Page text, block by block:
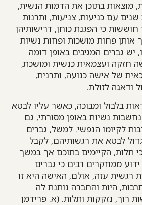
מוצאות בתוכן את הדמות הנשית,
עם כניעות, צניעות, ותרנות
כי הפגנת כוחן, דרישותיהן
אותן פחות מושכות ופחות נשיות
יש גברים המגיבים באופן דומה
חזקה ועצמאית כנשית ומושכת,
של אישה כנועה, ותרנית,
ודאגה לזולת.
בלבול ומבוכה, כאשר עליו לבטא
נשיות באופן מסורתי, גם
לקיומו הנפשי. למשל, גברים
לבטא את רגשותיהם, לקבל
תלות, הקיימים בתוכם אך במשך
ממחקרים רבים כי גברים
רגשית עזה, אולם, האישה היא זו
היות והחברה נותנת לה
רוך, נזקקות ותלות. (א. פרידמן